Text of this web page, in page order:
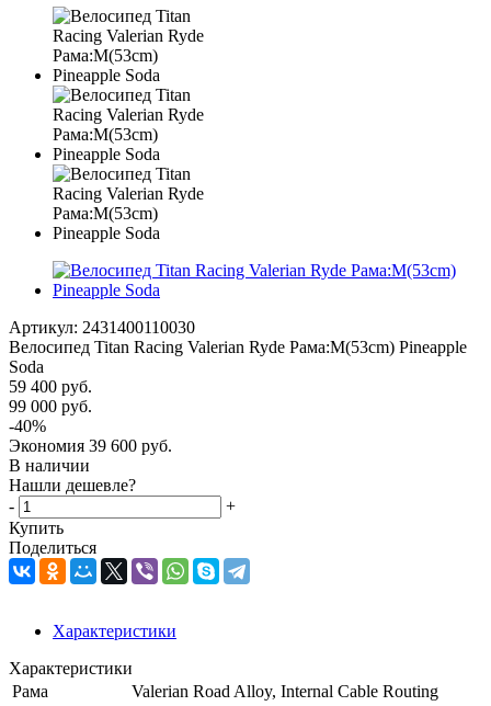
Артикул: 2431400110030
Велосипед Titan Racing Valerian Ryde Рама:M(53cm) Pineapple
Soda
59 400 руб.
99 000 руб.
-40%
Экономия 39 600 руб.
В наличии
Нашли дешевле?
-
+
Купить
Поделиться
Характеристики
Характеристики
Рама
Valerian Road Alloy, Internal Cable Routing